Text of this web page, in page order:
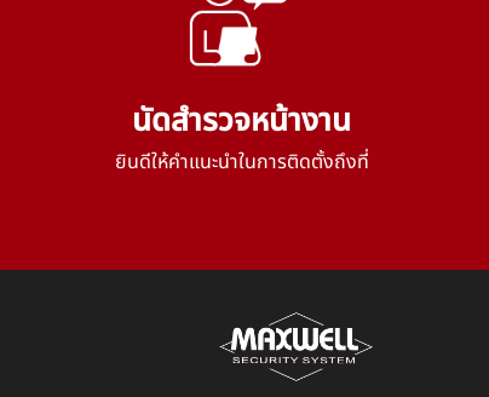
นัดสำรวจหน้างาน
ยินดีให้คำแนะนำในการติดตั้งถึงที่